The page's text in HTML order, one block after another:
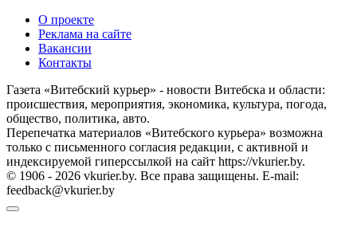
О проекте
Реклама на сайте
Вакансии
Контакты
Газета «Витебский курьер» - новости Витебска и области:
происшествия, мероприятия, экономика, культура, погода,
общество, политика, авто.
Перепечатка материалов «Витебского курьера» возможна
только с письменного согласия редакции, с активной и
индексируемой гиперссылкой на сайт https://vkurier.by.
© 1906 - 2026 vkurier.by. Все права защищены. E-mail:
feedback@vkurier.by